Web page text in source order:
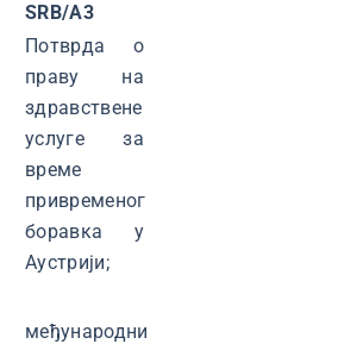
SRB/А3
Потврда о
праву на
здравствене
услуге за
време
привременог
боравка у
Аустрији;
међународни